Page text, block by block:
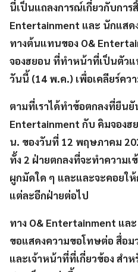
นี่เป็นแถลงการณ์เกี่ยวกับกา
Entertainment และ นักแสด
ทางต้นแทนของ O&
จองฮยอน ที่ทำหน้าที่เป็นตัว
วันนี้ (14 พ.ค.) เพื่อเคลียร์คว
ตามที่เราได้ทำข้อตกลงที่ยืน
Entertainment กับ คิมจองฮ
น. ของวันที่ 12 พฤษภาคม
ทั้ง 2 ฝ่ายตกลงที่จะทำความ
ผูกมัดใด ๆ และและจะคอยใ
แต่ละอีกฝ่ายต่อไป
ทาง O& Entertainment แล
ขอแสดงความขอโทษต่อ สื่อ
และเจ้าหน้าที่ที่เกี่ยวข้อง สำ